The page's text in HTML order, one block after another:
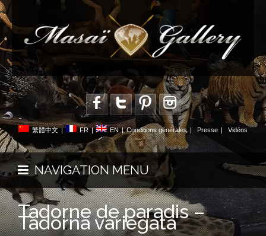
繁體中文 | FR | EN | Conditions générales Presse Vidéos
NAVIGATION MENU
Tadorne de paradis –
Tadorna variegata